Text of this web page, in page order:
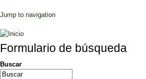
Jump to navigation
Formulario de búsqueda
Buscar